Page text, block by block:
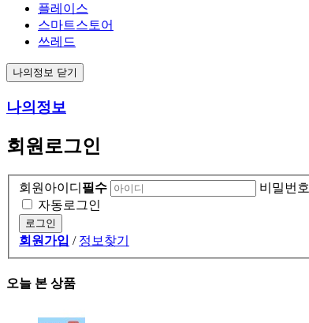
플레이스
스마트스토어
쓰레드
나의정보 닫기
나의정보
회원로그인
회원아이디 필수 비밀번호
자동로그인
회원가입 / 정보찾기
오늘 본 상품